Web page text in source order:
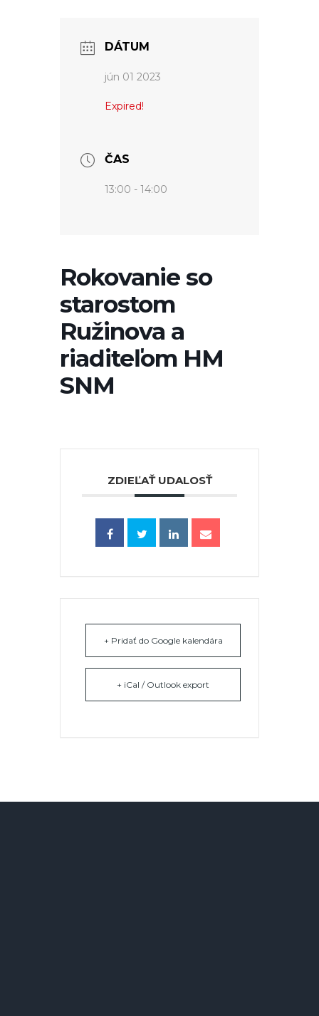
DÁTUM
jún 01 2023
Expired!
ČAS
13:00 - 14:00
Rokovanie so
starostom
Ružinova a
riaditeľom HM
SNM
ZDIEĽAŤ UDALOSŤ
+ Pridať do Google kalendára
+ iCal / Outlook export